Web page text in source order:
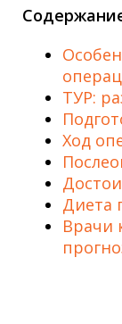
ТУР:
Ход
Диета
Врачи